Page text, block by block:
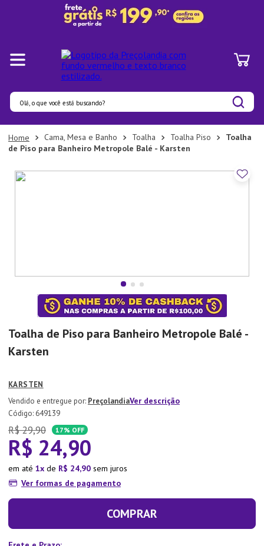
Olá, o que você está buscando?
Cama, Mesa e Banho Toalha Toalha Piso
Toalha
de Piso para Banheiro Metropole Balé - Karsten
Toalha de Piso para Banheiro Metropole Balé -
Karsten
KARSTEN
PreçolandiaVer descrição
: 649139
R$ 29,90 17% OFF
R$ 24,90
em até 1 de R$ 24,90 sem juros
Ver formas de pagamento
COMPRAR
Termos mais buscados
1º
Panelas
2º
Pratos
7º
Tapete
Aparelho Jantar
Xicara
10º Lixeira